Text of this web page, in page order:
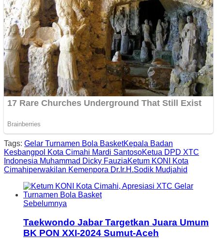
Tags: Gelar Turnamen Bola BasketKepala Badan
Kesbangpol Kota Cimahi Mardi SantosoKetua DPD XTC
Indonesia Muhammad Dicky FauziaKetum KONI Kota
Cimahiperwakilan Kemenpora Dr.Ir.H.Sodik Mudjahid
Sebelumnya
Taekwondo Jabar Targetkan Juara Umum
BK PON XXI-2024 Sumut-Aceh